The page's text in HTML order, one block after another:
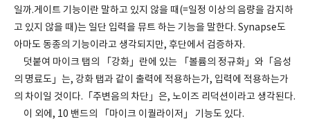
일까.게이트 기능이란 말하고 있지 않을 때(=일정 이상의 음량을 감지하
고 있지 않을 때)는 일단 입력을 뮤트 하는 기능을 말한다. Synapse도
아마도 동종의 기능이라고 생각되지만, 후단에서 검증하자.
덧붙여 마이크 탭의 「강화」란에 있는 「볼륨의 정규화」와「음성
의 명료도」는, 강화 탭과 같이 출력에 적용하는가, 입력에 적용하는가
의 차이일 것이다.「주변음의 차단」은, 노이즈 리덕션이라고 생각된다.
이 외에, 10 밴드의 「마이크 이퀄라이저」 기능도 있다.